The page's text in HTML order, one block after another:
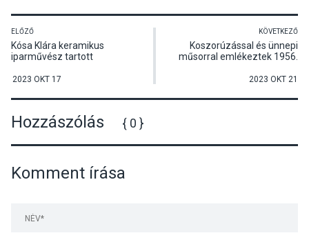
ELŐZŐ
Kósa Klára keramikus
iparművész tartott
Hagyományok Házában
2023 OKT 17
KÖVETKEZŐ
Koszorúzással és ünnepi
műsorral emlékeztek 1956.
2023 OKT 21
Hozzászólás { 0 }
Komment írása